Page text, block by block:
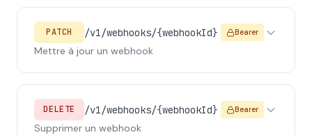
PATCH
/v1/webhooks/{webhookId}
Mettre à jour un webhook
Bearer
DELETE
/v1/webhooks/{webhookId}
Supprimer un webhook
Bearer